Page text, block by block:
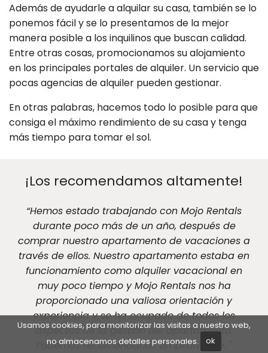
Además de ayudarle a alquilar su casa, también se lo
ponemos fácil y se lo presentamos de la mejor
manera posible a los inquilinos que buscan calidad.
Entre otras cosas, promocionamos su alojamiento
en los principales portales de alquiler. Un servicio que
pocas agencias de alquiler pueden gestionar.
En otras palabras, hacemos todo lo posible para que
consiga el máximo rendimiento de su casa y tenga
más tiempo para tomar el sol.
¡Los recomendamos altamente!
“Hemos estado trabajando con Mojo Rentals
durante poco más de un año, después de
comprar nuestro apartamento de vacaciones a
través de ellos. Nuestro apartamento estaba en
funcionamiento como alquiler vacacional en
muy poco tiempo y Mojo Rentals nos ha
proporcionado una valiosa orientación y
experiencia y se ha ocupado de todos los
aspectos de la gestión del apartamento.
Podemos recomendarlos ampliamente. "
Usamos cookies, para monitorizar las visitas a nuestro web,
no almacenamos detalles personales.
ok